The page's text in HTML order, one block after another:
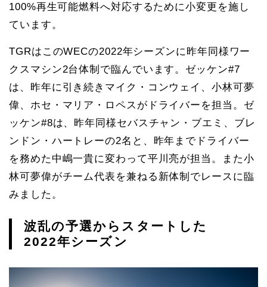
100%再生可能燃料へ対応するために小変更を施し
ています。
TGRはこのWECの2022年シーズンに昨年同様ワー
クスマシン2台体制で臨んでいます。ゼッケン#7
は、昨年に引き続きマイク・コンウェイ、小林可夢
偉、ホセ・マリア・ロペスがドライバーを担当。ゼ
ッケン#8は、昨年同様セバスチャン・ブエミ、ブレ
ンドン・ハートレーの2名と、昨年までドライバー
を務めた中嶋一貴に変わって平川亮が担当。また小
林可夢偉がチーム代表を兼ねる新体制でレースに臨
みました。
波乱の予選からスタートした
2022年シーズン